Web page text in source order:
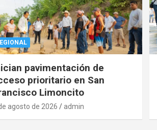
pavimentación de
prioritario en San
Limoncito
agosto de 2026 admin